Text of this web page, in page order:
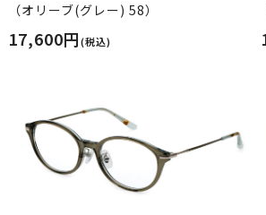
（オリーブ(グレー) 58）
17,600円(税込)